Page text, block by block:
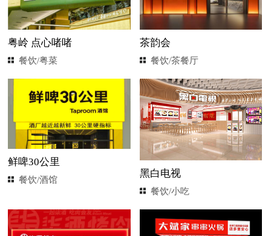
粤岭 点心啫啫
餐饮/粤菜
茶韵会
餐饮/茶餐厅
鲜啤30公里
餐饮/酒馆 黑白电视
餐饮/小吃